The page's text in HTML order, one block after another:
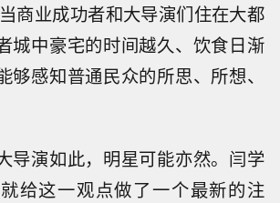
商业成功者和大导演们住在大都
城中豪宅的时间越久、饮食日渐
够感知普通民众的所思、所想、
导演如此，明星可能亦然。闫学
给这一观点做了一个最新的注